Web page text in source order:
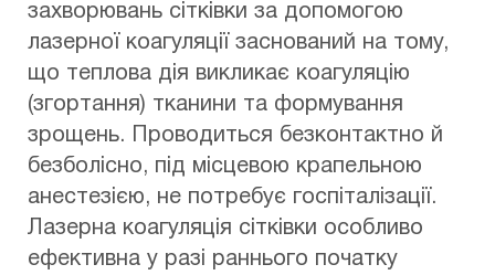
захворювань сітківки за допомогою
лазерної коагуляції заснований на тому,
що теплова дія викликає коагуляцію
(згортання) тканини та формування
зрощень. Проводиться безконтактно й
безболісно, ​​під місцевою крапельною
анестезією, не потребує госпіталізації.
Лазерна коагуляція сітківки особливо
ефективна у разі раннього початку